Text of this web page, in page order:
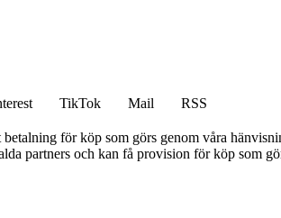
TikTok Mail
RSS
för köp som görs genom våra
partners och kan få provision för köp som